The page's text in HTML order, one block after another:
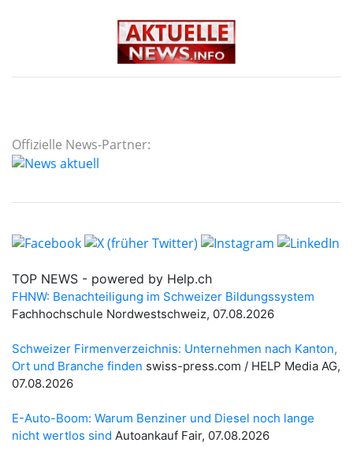
Offizielle News-Partner: